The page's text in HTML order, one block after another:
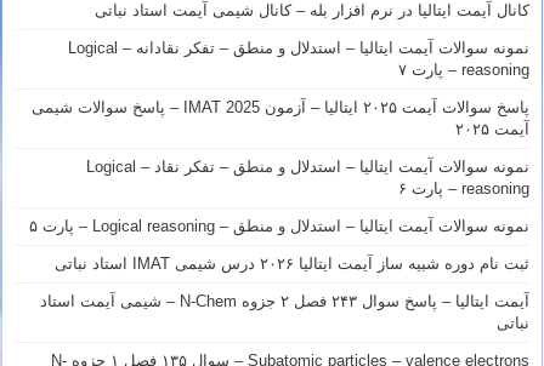
کانال آیمت ایتالیا در نرم افزار بله – کانال شیمی آیمت استاد نباتی
نمونه سوالات آیمت ایتالیا – استدلال و منطق – تفکر نقادانه – Logical
reasoning – پارت ۷
پاسخ سوالات آیمت ۲۰۲۵ ایتالیا – آزمون IMAT 2025 – پاسخ سوالات شیمی
آیمت ۲۰۲۵
نمونه سوالات آیمت ایتالیا – استدلال و منطق – تفکر نقاد – Logical
reasoning – پارت ۶
نمونه سوالات آیمت ایتالیا – استدلال و منطق – Logical reasoning – پارت ۵
ثبت نام دوره شبیه ساز آیمت ایتالیا ۲۰۲۶ درس شیمی IMAT استاد نباتی
آیمت ایتالیا – پاسخ سوال ۲۴۳ فصل ۲ جزوه N-Chem – شیمی آیمت استاد
نباتی
Subatomic particles – valence electrons – سوال ۱۳۵ فصل ۱ جزوه N-